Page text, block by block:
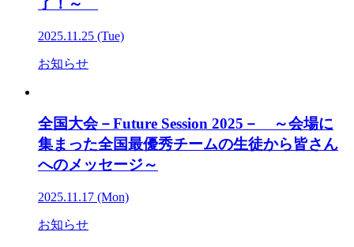
了！～
2025.11.25 (Tue)
お知らせ
全国大会－Future Session 2025－ ～会場に
集まった全国最優秀チームの生徒から皆さん
へのメッセージ～
2025.11.17 (Mon)
お知らせ